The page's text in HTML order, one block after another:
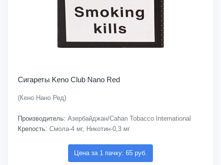
Сигареты Keno Club Nano Red
(Кено Нано Ред)
Производитель: Азербайджан/Cahan Tobacco International
Крепость: Смола-4 мг, Никотин-0,3 мг
Цена за 1 пачку: 65 руб.